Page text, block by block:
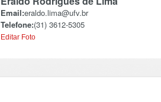
Email:eraldo.lima@ufv.br
Telefone:(31) 3612-5305
Editar Foto